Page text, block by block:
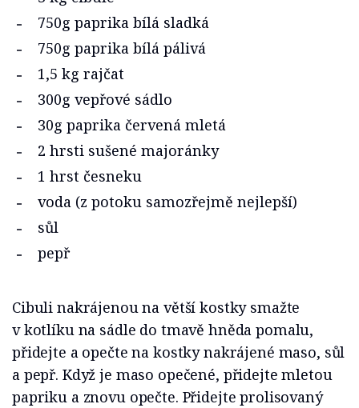
750g paprika bílá sladká
750g paprika bílá pálivá
1,5 kg rajčat
300g vepřové sádlo
30g paprika červená mletá
2 hrsti sušené majoránky
1 hrst česneku
voda (z potoku samozřejmě nejlepší)
sůl
pepř
Cibuli nakrájenou na větší kostky smažte
v kotlíku na sádle do tmavě hněda pomalu,
přidejte a opečte na kostky nakrájené maso, sůl
a pepř. Když je maso opečené, přidejte mletou
papriku a znovu opečte. Přidejte prolisovaný